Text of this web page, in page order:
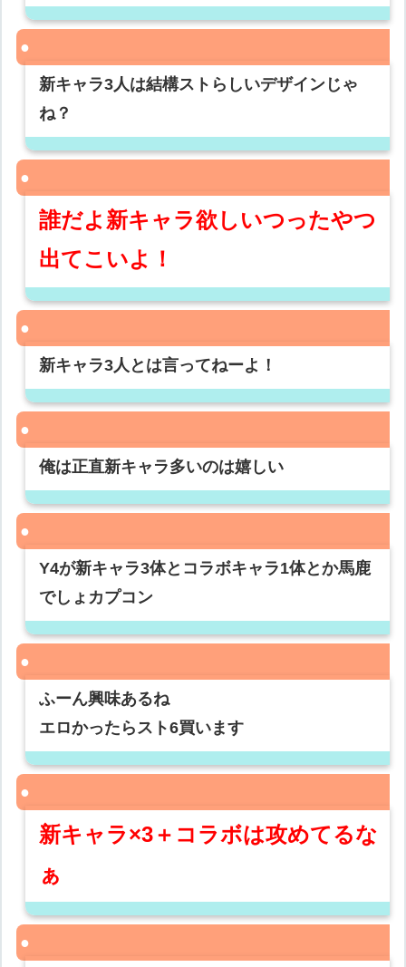
新キャラ3人は結構ストらしいデザインじゃ
ね？
誰だよ新キャラ欲しいつったやつ
出てこいよ！
新キャラ3人とは言ってねーよ！
俺は正直新キャラ多いのは嬉しい
Y4が新キャラ3体とコラボキャラ1体とか馬鹿
でしょカプコン
ふーん興味あるね
エロかったらスト6買います
新キャラ×3＋コラボは攻めてるな
ぁ